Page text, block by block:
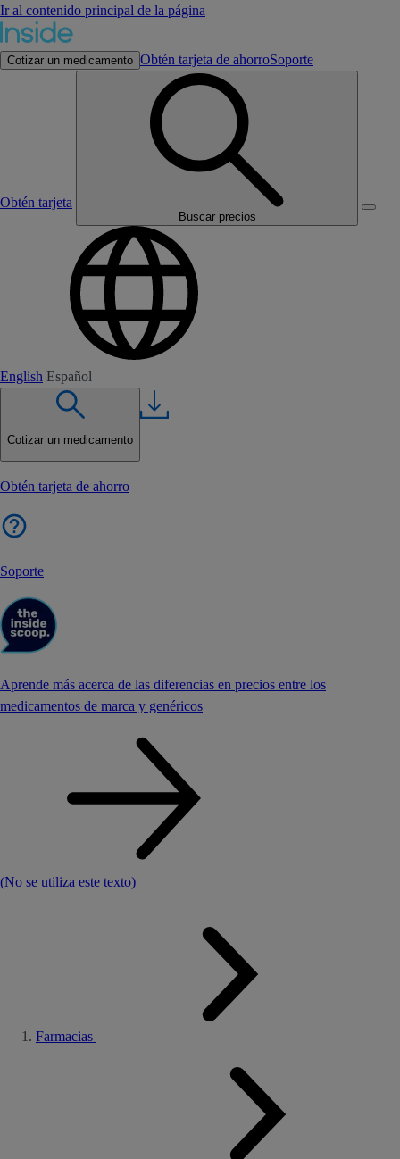
Ir al contenido principal de la página
Cotizar un medicamento Obtén tarjeta de ahorroSoporte
Obtén tarjeta
Buscar precios
English Español
Cotizar un medicamento
Obtén tarjeta de ahorro
Soporte
Aprende más acerca de las diferencias en precios entre los
medicamentos de marca y genéricos
(No se utiliza este texto)
Farmacias